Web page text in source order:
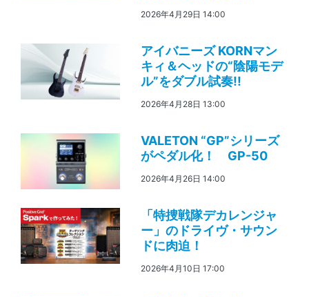
2026年4月29日 14:00
アイバニーズ KORNマン
キィ＆ヘッドの“陰陽モデ
ル”をダブル試奏!!
2026年4月28日 13:00
VALETON “GP”シリーズ
がペダル化！ GP-50
2026年4月26日 14:00
「特捜戦隊デカレンジャ
ー」のドライヴ・サウン
ドに肉迫！
2026年4月10日 17:00